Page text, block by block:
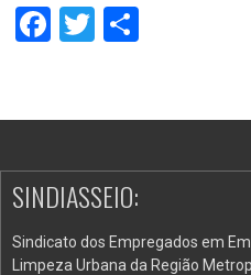
Facebook
Twitter
SINDIASSEIO:
Sindicato dos Empregados em
Limpeza Urbana da Região